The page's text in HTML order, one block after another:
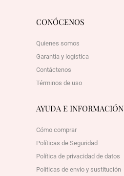
CONÓCENOS
Quienes somos
Garantía y logística
Contáctenos
Términos de uso
AYUDA E INFORMACIÓN
Cómo comprar
Políticas de Seguridad
Política de privacidad de datos
Políticas de envío y sustitución